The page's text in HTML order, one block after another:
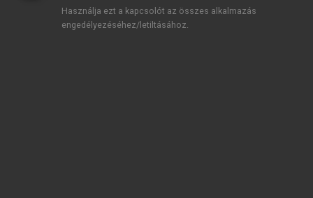
Használja ezt a kapcsolót az összes alkalmazás
engedélyezéséhez/letiltásához.